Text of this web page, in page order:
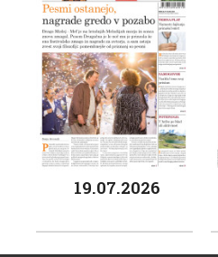
19.07.2026